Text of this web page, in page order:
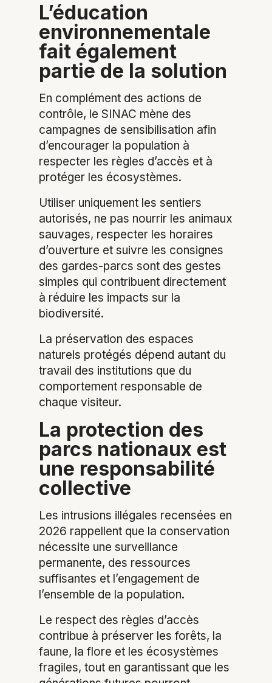
L’éducation
environnementale
fait également
partie de la solution
En complément des actions de
contrôle, le SINAC mène des
campagnes de sensibilisation afin
d’encourager la population à
respecter les règles d’accès et à
protéger les écosystèmes.
Utiliser uniquement les sentiers
autorisés, ne pas nourrir les animaux
sauvages, respecter les horaires
d’ouverture et suivre les consignes
des gardes-parcs sont des gestes
simples qui contribuent directement
à réduire les impacts sur la
biodiversité.
La préservation des espaces
naturels protégés dépend autant du
travail des institutions que du
comportement responsable de
chaque visiteur.
La protection des
parcs nationaux est
une responsabilité
collective
Les intrusions illégales recensées en
2026 rappellent que la conservation
nécessite une surveillance
permanente, des ressources
suffisantes et l’engagement de
l’ensemble de la population.
Le respect des règles d’accès
contribue à préserver les forêts, la
faune, la flore et les écosystèmes
fragiles, tout en garantissant que les